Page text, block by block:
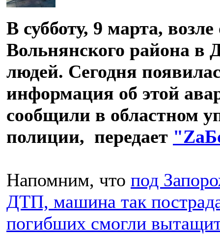
В субботу, 9 марта, возле
Вольнянского района в
людей. Сегодня
информация об этой
сообщили в областном
полиции, передает
Напомним, что под
ДТП, машина так
погибших смогли